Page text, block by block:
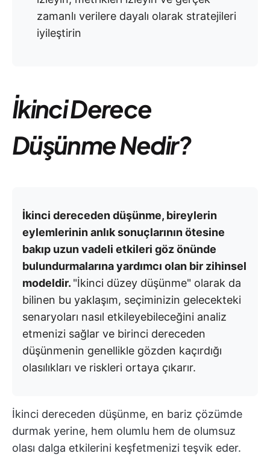
zamanlı verilere dayalı olarak stratejileri
iyileştirin
İkinci Derece
Düşünme Nedir?
İkinci dereceden düşünme, bireylerin
eylemlerinin anlık sonuçlarının ötesine
bakıp uzun vadeli etkileri göz önünde
bulundurmalarına yardımcı olan bir zihinsel
modeldir. "İkinci düzey düşünme" olarak da
bilinen bu yaklaşım, seçiminizin gelecekteki
senaryoları nasıl etkileyebileceğini analiz
etmenizi sağlar ve birinci dereceden
düşünmenin genellikle gözden kaçırdığı
olasılıkları ve riskleri ortaya çıkarır.
İkinci dereceden düşünme, en bariz çözümde
durmak yerine, hem olumlu hem de olumsuz
olası dalga etkilerini keşfetmenizi teşvik eder.